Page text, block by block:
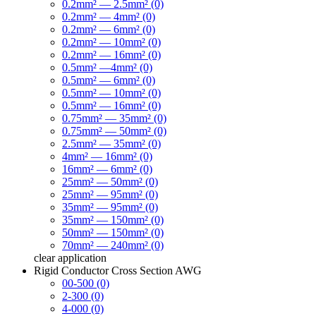
0.2mm² — 2.5mm² (0)
0.2mm² — 4mm² (0)
0.2mm² — 6mm² (0)
0.2mm² — 10mm² (0)
0.2mm² — 16mm² (0)
0.5mm² —4mm² (0)
0.5mm² — 6mm² (0)
0.5mm² — 10mm² (0)
0.5mm² — 16mm² (0)
0.75mm² — 35mm² (0)
0.75mm² — 50mm² (0)
2.5mm² — 35mm² (0)
4mm² — 16mm² (0)
16mm² — 6mm² (0)
25mm² — 50mm² (0)
25mm² — 95mm² (0)
35mm² — 95mm² (0)
35mm² — 150mm² (0)
50mm² — 150mm² (0)
70mm² — 240mm² (0)
clear application
Rigid Conductor Cross Section AWG
00-500 (0)
2-300 (0)
4-000 (0)